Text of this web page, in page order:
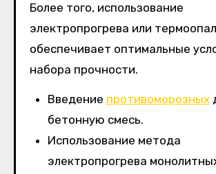
Более того, использование
электропрогрева или
обеспечивает оптимальные
набора прочности.
Введение противоморозных
бетонную смесь.
Использование метода
электропрогрева